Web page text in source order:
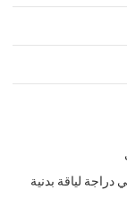
دراجة لياقة بدنية